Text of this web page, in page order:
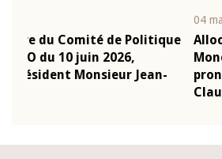
Allocution d'ouverture du
Monétaire de la BCEAO du
prononcée par son